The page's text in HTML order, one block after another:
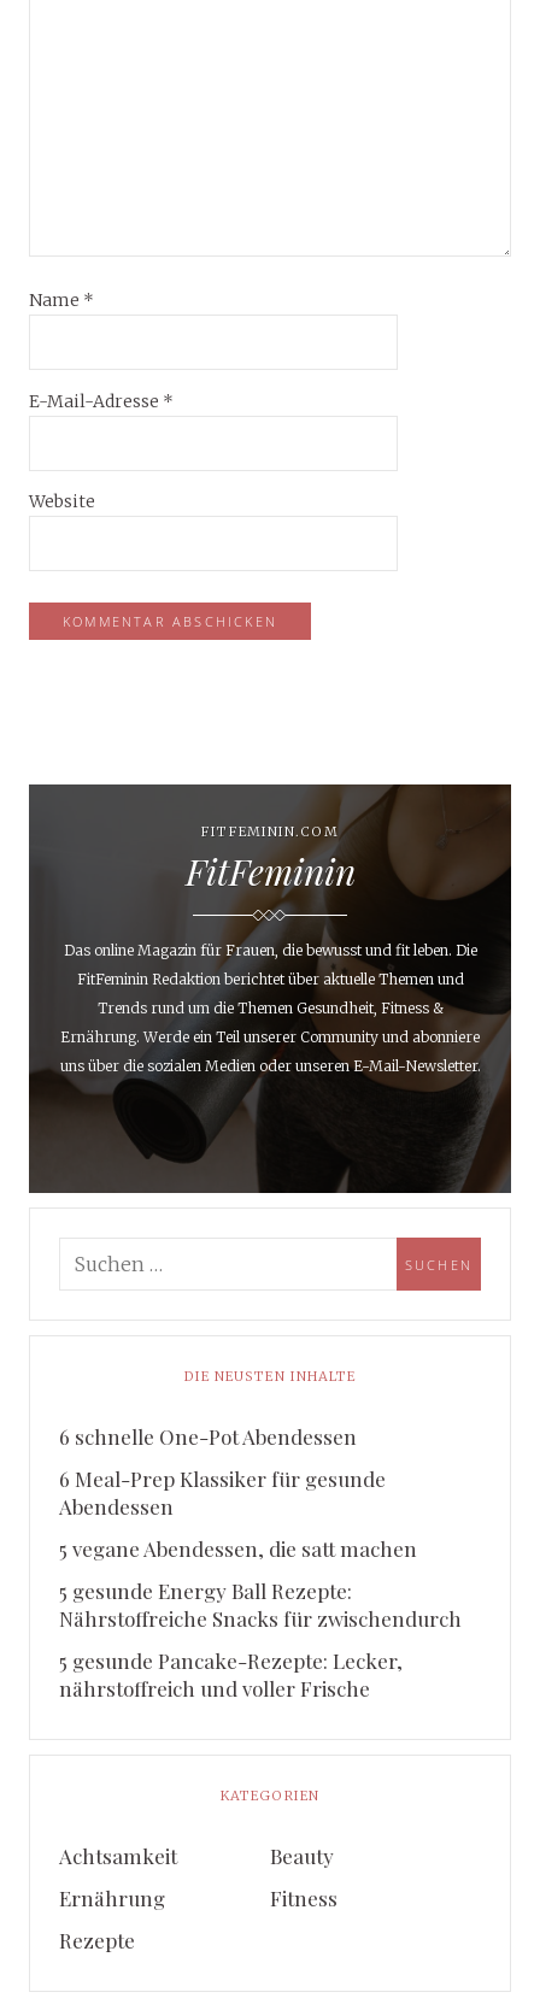
Name *
E-Mail-Adresse *
Website
FITFEMININ.COM
FitFeminin
Das online Magazin für Frauen, die bewusst und fit leben. Die
FitFeminin Redaktion berichtet über aktuelle Themen und
Trends rund um die Themen Gesundheit, Fitness &
Ernährung. Werde ein Teil unserer Community und abonniere
uns über die sozialen Medien oder unseren E-Mail-Newsletter.
DIE NEUSTEN INHALTE
6 schnelle One-Pot Abendessen
6 Meal-Prep Klassiker für gesunde
Abendessen
5 vegane Abendessen, die satt machen
5 gesunde Energy Ball Rezepte:
Nährstoffreiche Snacks für zwischendurch
5 gesunde Pancake-Rezepte: Lecker,
nährstoffreich und voller Frische
KATEGORIEN
Achtsamkeit
Beauty
Ernährung
Fitness
Rezepte